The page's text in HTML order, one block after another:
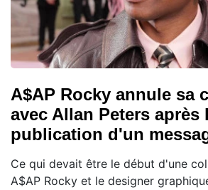
A$AP Rocky annule sa
avec Allan Peters après
publication d'un
Ce qui devait être le début d'une
A$AP Rocky et le designer